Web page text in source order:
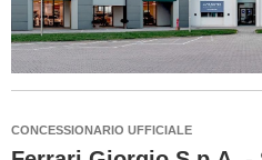
CONCESSIONARIO UFFICIALE